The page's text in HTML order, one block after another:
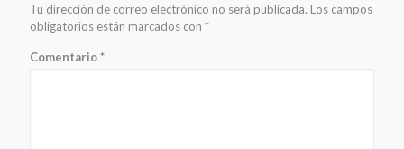
Tu dirección de correo electrónico no será publicada. Los campos
obligatorios están marcados con *
Comentario*